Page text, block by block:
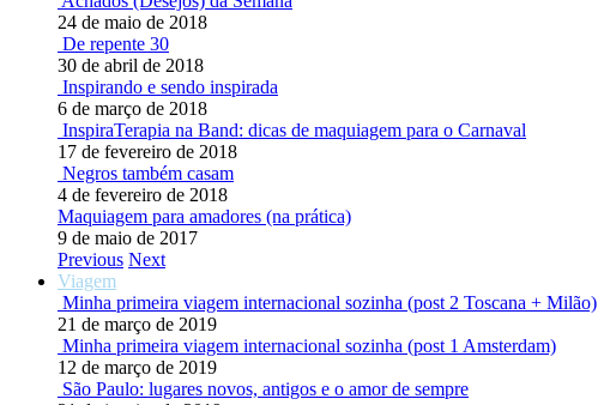
24 de maio de 2018
De repente 30
30 de abril de 2018
Inspirando e sendo inspirada
6 de março de 2018
InspiraTerapia na Band: dicas de maquiagem para o Carnaval
17 de fevereiro de 2018
Negros também casam
4 de fevereiro de 2018
Maquiagem para amadores (na prática)
9 de maio de 2017
Previous Next
Viagem
Minha primeira viagem internacional sozinha (post 2 Toscana + Milão)
21 de março de 2019
Minha primeira viagem internacional sozinha (post 1 Amsterdam)
12 de março de 2019
São Paulo: lugares novos, antigos e o amor de sempre